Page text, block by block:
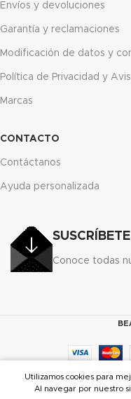
Envíos y devoluciones
Garantía y reclamaciones
Modificación de datos y
Política de Privacidad y
Marcas
CONTACTO
Contáctanos
Ayuda personalizada
Conoce todas
Utilizamos cookies para
Al navegar por nuestro
de deseos
Carrito
Mi cuenta